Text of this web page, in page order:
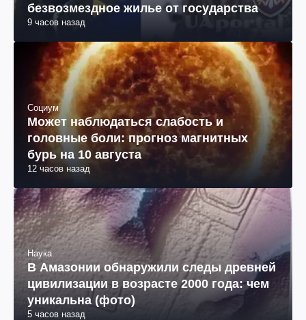
безвозмездное жилье от государства
9 часов назад
Социум
Может наблюдаться слабость и
головные боли: прогноз магнитных
бурь на 10 августа
12 часов назад
Наука
В Амазонии обнаружили следы древней
цивилизации в возрасте 2000 года: чем
уникальна (фото)
5 часов назад